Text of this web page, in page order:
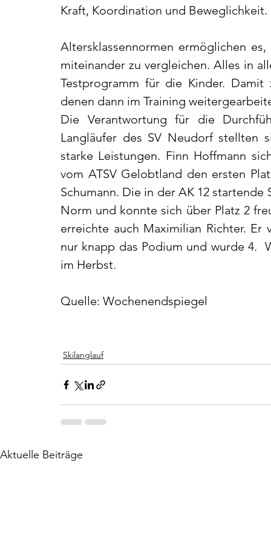
Kraft, Koordination und Beweglichkeit.
Altersklassennormen ermöglichen
miteinander zu vergleichen. Alles in
Testprogramm für die Kinder.
denen dann im Training
Die Verantwortung für die
Langläufer des SV Neudorf stellten
starke Leistungen. Finn Hoffmann
vom ATSV Gelobtland den ersten
Schumann. Die in der AK 12
Norm und konnte sich über Platz 2
erreichte auch Maximilian Richter.
nur knapp das Podium und wurde 4.
im Herbst.
Quelle: Wochenendspiegel
Skilanglauf
Aktuelle Beiträge